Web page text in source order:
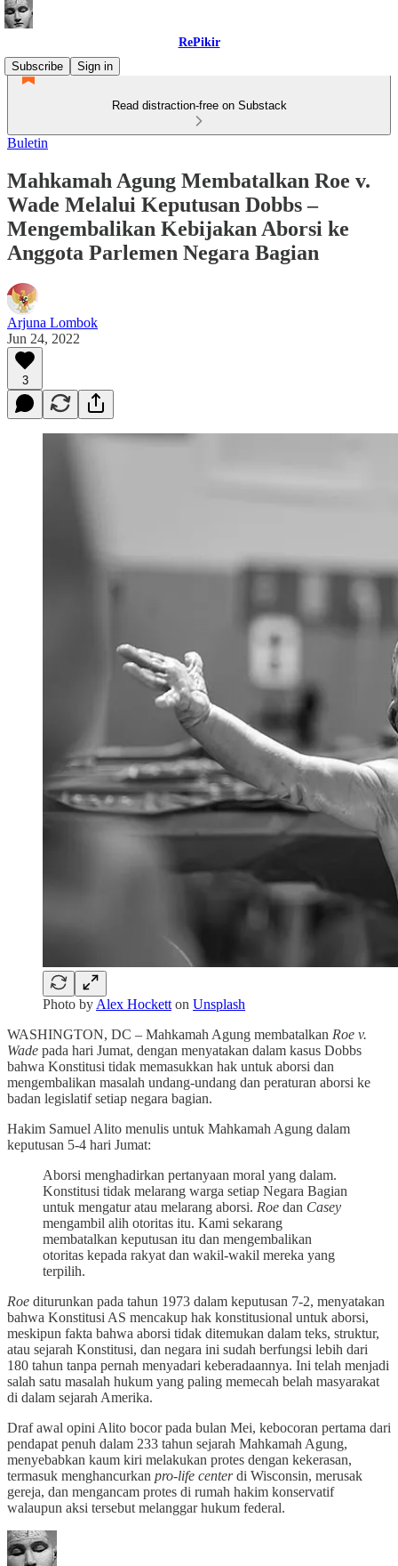
RePikir
Subscribe
Sign in
Read distraction-free on Substack
Buletin
Mahkamah Agung Membatalkan Roe v.
Wade Melalui Keputusan Dobbs –
Mengembalikan Kebijakan Aborsi ke
Anggota Parlemen Negara Bagian
Arjuna Lombok
Jun 24, 2022
3
Photo by Alex Hockett on Unsplash
WASHINGTON, DC – Mahkamah Agung membatalkan Roe v.
Wade pada hari Jumat, dengan menyatakan dalam kasus Dobbs
bahwa Konstitusi tidak memasukkan hak untuk aborsi dan
mengembalikan masalah undang-undang dan peraturan aborsi ke
badan legislatif setiap negara bagian.
Hakim Samuel Alito menulis untuk Mahkamah Agung dalam
keputusan 5-4 hari Jumat:
Aborsi menghadirkan pertanyaan moral yang dalam.
Konstitusi tidak melarang warga setiap Negara Bagian
untuk mengatur atau melarang aborsi. Roe dan Casey
mengambil alih otoritas itu. Kami sekarang
membatalkan keputusan itu dan mengembalikan
otoritas kepada rakyat dan wakil-wakil mereka yang
terpilih.
Roe diturunkan pada tahun 1973 dalam keputusan 7-2, menyatakan
bahwa Konstitusi AS mencakup hak konstitusional untuk aborsi,
meskipun fakta bahwa aborsi tidak ditemukan dalam teks, struktur,
atau sejarah Konstitusi, dan negara ini sudah berfungsi lebih dari
180 tahun tanpa pernah menyadari keberadaannya. Ini telah menjadi
salah satu masalah hukum yang paling memecah belah masyarakat
di dalam sejarah Amerika.
Draf awal opini Alito bocor pada bulan Mei, kebocoran pertama dari
pendapat penuh dalam 233 tahun sejarah Mahkamah Agung,
menyebabkan kaum kiri melakukan protes dengan kekerasan,
termasuk menghancurkan pro-life centerdi Wisconsin, merusak
gereja, dan mengancam protes di rumah hakim konservatif
walaupun aksi tersebut melanggar hukum federal.